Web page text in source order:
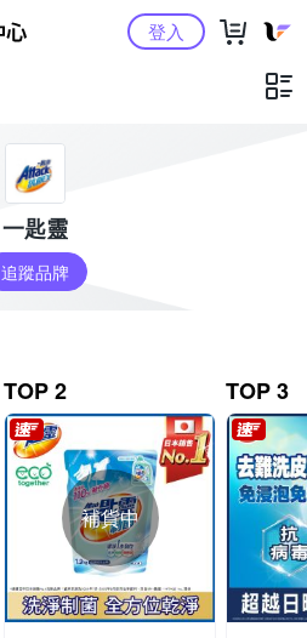
Yahoo購物中心登入
一匙靈
追蹤品牌
TOP 2
補貨中
TOP 3